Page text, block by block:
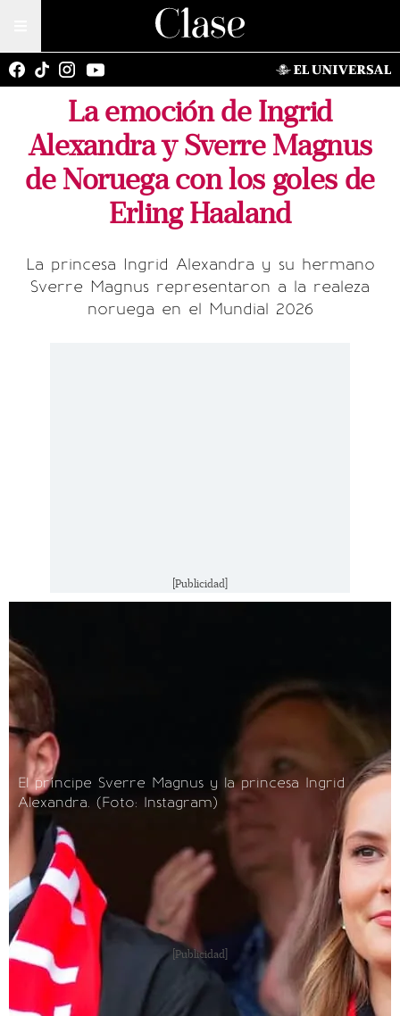
La emoción de Ingrid
Alexandra y Sverre Magnus
de Noruega con los goles de
Erling Haaland
La princesa Ingrid Alexandra y su hermano
Sverre Magnus representaron a la realeza
noruega en el Mundial 2026
[Publicidad]
El príncipe Sverre Magnus y la princesa Ingrid
Alexandra. (Foto: Instagram)
[Publicidad]